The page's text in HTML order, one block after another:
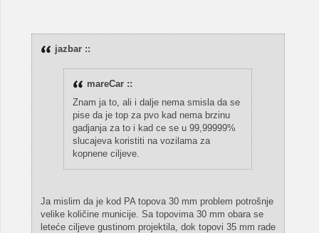
jazbar ::
mareCar ::
Znam ja to, ali i dalje nema smisla da se
pise da je top za pvo kad nema brzinu
gadjanja za to i kad ce se u 99,99999%
slucajeva koristiti na vozilama za
kopnene ciljeve.
Ja mislim da je kod PA topova 30 mm problem potrošnje
velike količine municije. Sa topovima 30 mm obara se
leteće ciljeve gustinom projektila, dok topovi 35 mm rade